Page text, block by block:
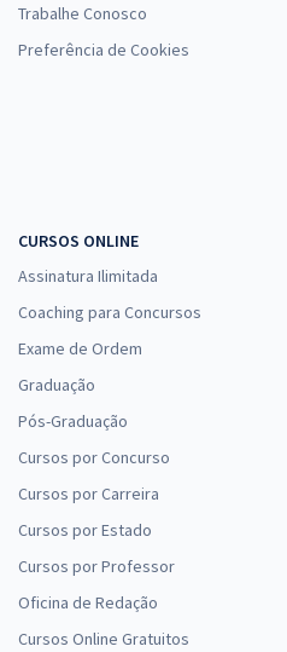
Trabalhe Conosco
Preferência de Cookies
CURSOS ONLINE
Assinatura Ilimitada
Coaching para Concursos
Exame de Ordem
Graduação
Pós-Graduação
Cursos por Concurso
Cursos por Carreira
Cursos por Estado
Cursos por Professor
Oficina de Redação
Cursos Online Gratuitos